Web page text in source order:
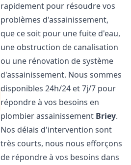
rapidement pour résoudre vos
problèmes d'assainissement,
que ce soit pour une fuite d'eau,
une obstruction de canalisation
ou une rénovation de système
d'assainissement. Nous sommes
disponibles 24h/24 et 7j/7 pour
répondre à vos besoins en
plombier assainissement Briey.
Nos délais d'intervention sont
très courts, nous nous efforçons
de répondre à vos besoins dans